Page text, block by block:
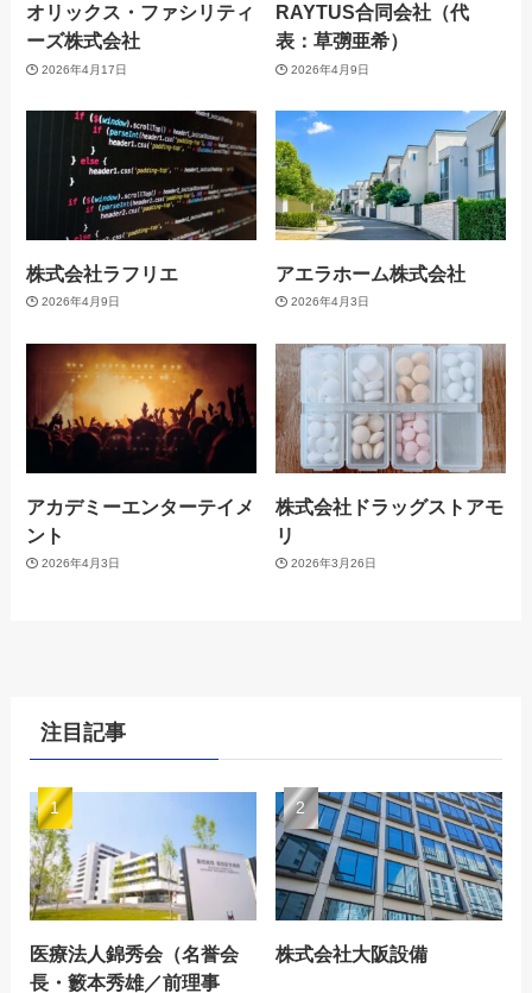
オリックス・ファシリティ
ーズ株式会社
2026年4月17日
RAYTUS合同会社（代
表：草彅亜希）
2026年4月9日
株式会社ラフリエ
2026年4月9日
アエラホーム株式会社
2026年4月3日
アカデミーエンターテイメ
ント
2026年4月3日
株式会社ドラッグストアモ
リ
2026年3月26日
注目記事
医療法人錦秀会（名誉会
長・籔本秀雄／前理事
株式会社大阪設備